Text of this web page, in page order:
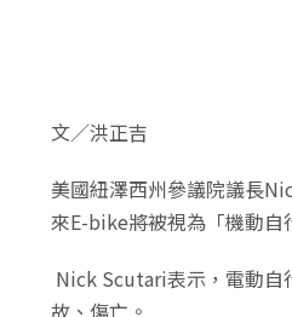
文／洪正吉
美國紐澤西州參議院議長
來E-bike將被視為「機動自
Nick Scutari表示，電動自
故、傷亡。